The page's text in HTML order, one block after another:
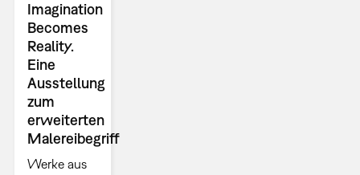
Imagination
Becomes
Reality.
Eine
Ausstellung
zum
erweiterten
Malereibegriff
Werke aus